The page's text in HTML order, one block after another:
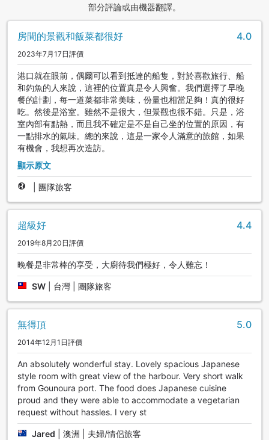
部分評論或由機器翻譯。
房間的景觀和飯菜都很好 4.0
2023年7月17日評價
港口就在眼前，偶爾可以看到抵達的船隻，對於喜歡旅行、船
和釣魚的人來說，這裡的位置真是令人興奮。我們選擇了早晚
餐的計劃，每一道菜都非常美味，份量也相當足夠！真的很好
吃。然後是浴室。雖然不是很大，但景觀也很不錯。只是，浴
室內部有點熱，而且我不確定是不是自己坐的位置的原因，有
一點排水的氣味。總的來說，這是一家令人滿意的旅館，如果
有機會，我想再次造訪。
顯示原文
團隊旅客
超級好 4.4
2019年8月20日評價
晚餐是非常棒的享受，大廚待我們極好，令人難忘！
SW 台灣 | 團隊旅客
無得頂 5.0
2014年12月1日評價
An absolutely wonderful stay. Lovely spacious Japanese
style room with great view of the harbour. Very short walk
from Gounoura port. The food does Japanese cuisine
proud and they were able to accommodate a vegetarian
request without hassles. I very st
Jared 澳洲 | 夫婦/情侶旅客